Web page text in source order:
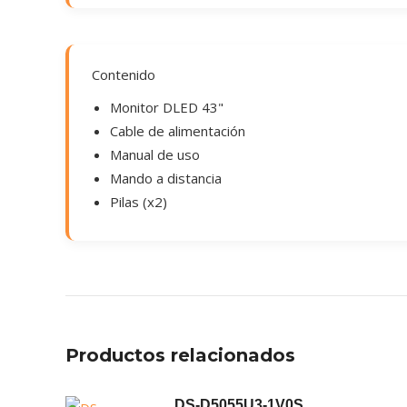
Contenido
Monitor DLED 43"
Cable de alimentación
Manual de uso
Mando a distancia
Pilas (x2)
Productos relacionados